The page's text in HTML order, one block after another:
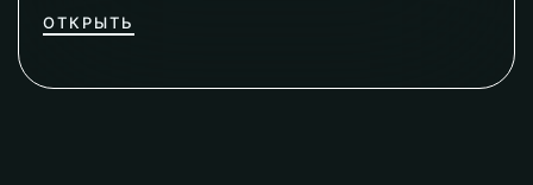
ОТКРЫТЬ